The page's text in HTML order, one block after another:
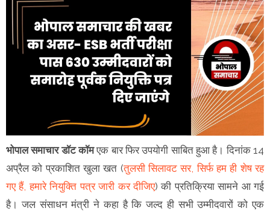
भोपाल समाचार डॉट कॉमएक बार फिर उपयोगी साबित हुआ है। दिनांक 14
अप्रैल को प्रकाशित खुला खत (तुलसी सिलावट सर, सिर्फ हम ही शेष रह
गए हैं, हमारे नियुक्ति पत्र जारी कर दीजिए) की प्रतिक्रिया सामने आ गई
है। जल संसाधन मंत्री ने कहा है कि जल्द ही सभी उम्मीदवारों को एक